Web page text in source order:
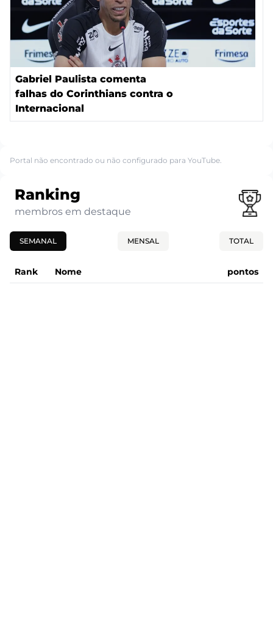
Gabriel Paulista comenta
falhas do Corinthians contra o
Internacional
Portal não encontrado ou não configurado para YouTube.
Ranking
membros em destaque
SEMANAL MENSAL TOTAL
Rank Nome pontos